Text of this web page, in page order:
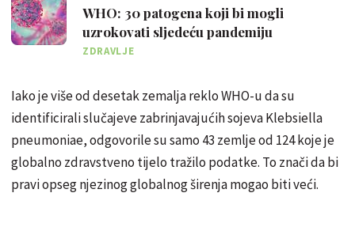
WHO: 30 patogena koji bi mogli
uzrokovati sljedeću pandemiju
ZDRAVLJE
Iako je više od desetak zemalja reklo WHO-u da su
identificirali slučajeve zabrinjavajućih sojeva Klebsiella
pneumoniae, odgovorile su samo 43 zemlje od 124 koje je
globalno zdravstveno tijelo tražilo podatke. To znači da bi
pravi opseg njezinog globalnog širenja mogao biti veći.